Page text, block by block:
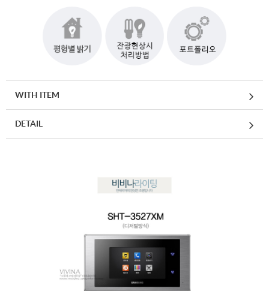
페이코 ID로 페
PAYCO 바로구매
WITH ITEM
DETAIL